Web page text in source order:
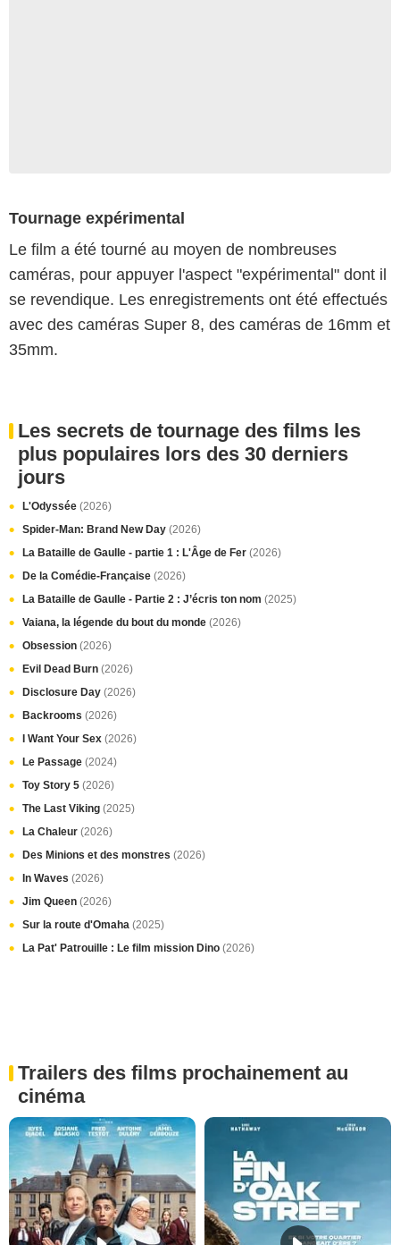
Tournage expérimental
Le film a été tourné au moyen de nombreuses
caméras, pour appuyer l'aspect "expérimental" dont il
se revendique. Les enregistrements ont été effectués
avec des caméras Super 8, des caméras de 16mm et
35mm.
Les secrets de tournage des films les
plus populaires lors des 30 derniers
jours
L'Odyssée (2026)
Spider-Man: Brand New Day (2026)
La Bataille de Gaulle - partie 1 : L'Âge de Fer (2026)
De la Comédie-Française (2026)
La Bataille de Gaulle - Partie 2 : J’écris ton nom (2025)
Vaiana, la légende du bout du monde (2026)
Obsession (2026)
Evil Dead Burn (2026)
Disclosure Day (2026)
Backrooms (2026)
I Want Your Sex (2026)
Le Passage (2024)
Toy Story 5 (2026)
The Last Viking (2025)
La Chaleur (2026)
Des Minions et des monstres (2026)
In Waves (2026)
Jim Queen (2026)
Sur la route d'Omaha (2025)
La Pat' Patrouille : Le film mission Dino (2026)
Trailers des films prochainement au
cinéma